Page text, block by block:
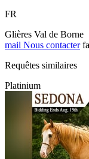
FR
Glières Val de Borne
mail Nous contacter
Requêtes similaires
Platinium